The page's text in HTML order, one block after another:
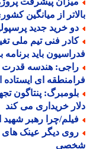
از میانگین
خرید جدید
فنی تیم ملی
باید برنامه
هندسه قدرت
ای ایستاده
خریداری می کند
چرا رهبر شهید
دیگر عینک های